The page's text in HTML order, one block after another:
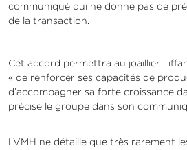
communiqué qui ne donne pas de
de la transaction.
Cet accord permettra au joaillier
« de renforcer ses capacités de
d’accompagner sa forte croissance
précise le groupe dans son
LVMH ne détaille que très rarement